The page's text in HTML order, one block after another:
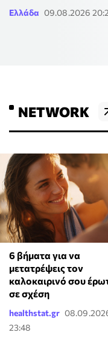
Ελλάδα 09.08.2026
NETWORK
6 βήματα για να
μετατρέψεις τον
καλοκαιρινό σου
σε σχέση
healthstat.gr
23:48